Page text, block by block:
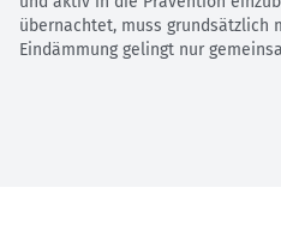
übernachtet, muss grundsätzlich
Eindämmung gelingt nur